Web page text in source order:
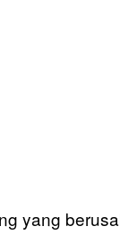
yang